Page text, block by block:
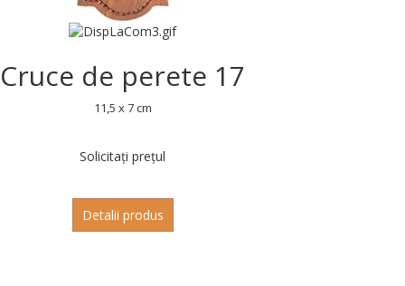
Cruce de perete 17
11,5 x 7 cm
Solicitați prețul
Detalii produs